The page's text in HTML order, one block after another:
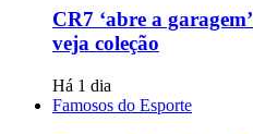
CR7 ‘abre a
veja coleção
Há 1 dia
Famosos do Esporte